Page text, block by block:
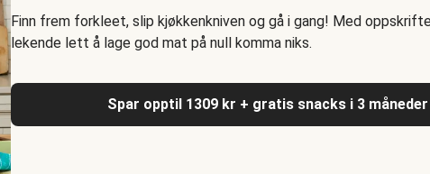
Finn frem forkleet, slip kjøkkenkniven og gå i gang! Med
lekende lett å lage god mat på null komma niks.
Spar opptil 1309 kr + gratis snacks i 3 måneder